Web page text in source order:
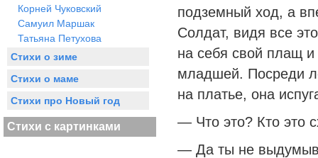
Корней Чуковский
Самуил Маршак
Татьяна Петухова
Стихи о зиме
Стихи о маме
Стихи про Новый год
Стихи с картинками
подземный ход, а
Солдат, видя все
на себя свой плащ и
младшей. Посреди
на платье, она
— Что это? Кто это
— Да ты не